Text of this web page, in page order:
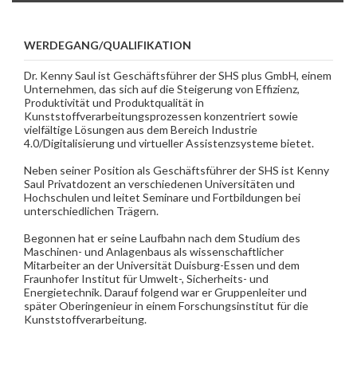
WERDEGANG/QUALIFIKATION
Dr. Kenny Saul ist Geschäftsführer der SHS plus GmbH, einem
Unternehmen, das sich auf die Steigerung von Effizienz,
Produktivität und Produktqualität in
Kunststoffverarbeitungsprozessen konzentriert sowie
vielfältige Lösungen aus dem Bereich Industrie
4.0/Digitalisierung und virtueller Assistenzsysteme bietet.
Neben seiner Position als Geschäftsführer der SHS ist Kenny
Saul Privatdozent an verschiedenen Universitäten und
Hochschulen und leitet Seminare und Fortbildungen bei
unterschiedlichen Trägern.
Begonnen hat er seine Laufbahn nach dem Studium des
Maschinen- und Anlagenbaus als wissenschaftlicher
Mitarbeiter an der Universität Duisburg-Essen und dem
Fraunhofer Institut für Umwelt-, Sicherheits- und
Energietechnik. Darauf folgend war er Gruppenleiter und
später Oberingenieur in einem Forschungsinstitut für die
Kunststoffverarbeitung.